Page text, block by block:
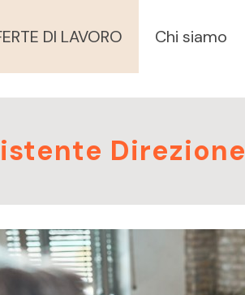
DI LAVORO Chi siamo
Direzione